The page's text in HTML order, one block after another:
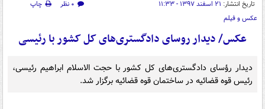
تاریخ انتشار: ۲۱ اسفند ۱۳۹۷ - ۱۱:۳۳ ۰ نظر
چاپ
عکس و فیلم
عکس/ دیدار روسای دادگستری‌های کل کشور با رئیسی
دیدار رؤسای دادگستری‌های کل کشور با حجت الاسلام ابراهیم رئیسی،
رئیس قوه قضائیه در ساختمان قوه قضائیه برگزار شد.